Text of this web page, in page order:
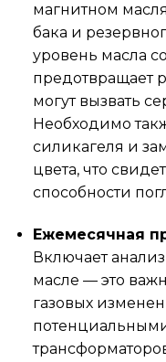
магнитном
бака и
уровень масла
предотвращает
могут вызвать
Необходимо
силикагеля и
цвета, что
способности
Ежемесячная
Включает
масле — это
газовых